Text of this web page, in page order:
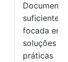
suficiente
focada em
soluções
práticas